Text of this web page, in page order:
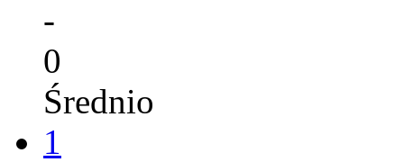
-
0
Średnio
1